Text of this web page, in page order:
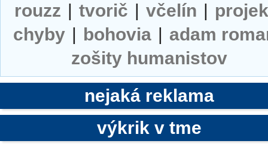
rouzz | tvorič | včelín |
chyby | bohovia | adam
zošity humanistov
nejaká reklama
výkrik v tme